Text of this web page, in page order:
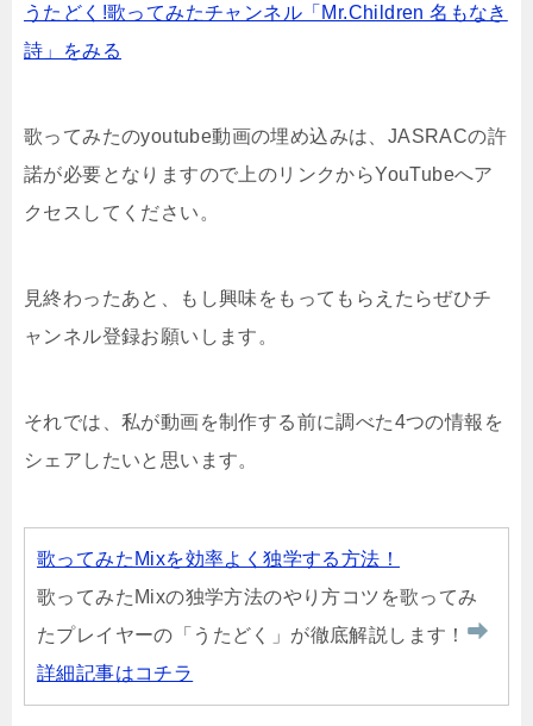
うたどく!歌ってみたチャンネル「Mr.Children 名もなき
詩」をみる
歌ってみたのyoutube動画の埋め込みは、JASRACの許
諾が必要となりますので上のリンクからYouTubeへア
クセスしてください。
見終わったあと、もし興味をもってもらえたらぜひチ
ャンネル登録お願いします。
それでは、私が動画を制作する前に調べた4つの情報を
シェアしたいと思います。
歌ってみたMixを効率よく独学する方法！
歌ってみたMixの独学方法のやり方コツを歌ってみ
たプレイヤーの「うたどく」が徹底解説します！
詳細記事はコチラ